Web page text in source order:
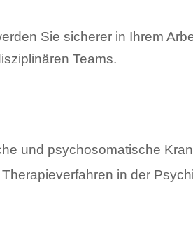
Sie sicherer in Ihrem
Teams.
und psychosomatische
in der